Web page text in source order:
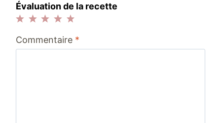
Évaluation de la recette
étoiles
étoiles
étoiles
étoiles
étoile
Commentaire *